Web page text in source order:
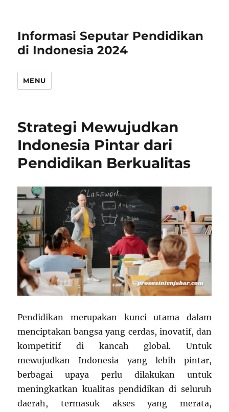
Informasi Seputar Pendidikan
di Indonesia 2024
MENU
Strategi Mewujudkan
Indonesia Pintar dari
Pendidikan Berkualitas
Pendidikan merupakan kunci utama dalam
menciptakan bangsa yang cerdas, inovatif, dan
kompetitif di kancah global. Untuk
mewujudkan Indonesia yang lebih pintar,
berbagai upaya perlu dilakukan untuk
meningkatkan kualitas pendidikan di seluruh
daerah, termasuk akses yang merata,